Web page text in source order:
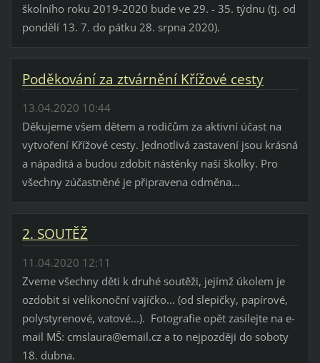
školního roku 2019-2020 bude ve 29. - 35. týdnu (tj. od
pondělí 13. 7. do pátku 28. srpna 2020).
Poděkování za ztvárnění Křížové cesty
13.04.2020 10:44
Děkujeme všem dětem a rodičům za aktivní účast na
vytvoření Křížové cesty. Jednotlivá zastavení jsou krásná
a nápaditá a budou zdobit nástěnky naší školky. Pro
všechny zúčastněné je připravena odměna...
2. SOUTĚŽ
11.04.2020 12:11
Zveme všechny děti k druhé soutěži, jejímž úkolem je
ozdobit si velikonoční vajíčko... (od slepičky, papírové,
polystyrenové, vatové...). Fotografie opět zasílejte na e-
mail MŠ: cmslaura@email.cz a to nejpozději do soboty
18. dubna.